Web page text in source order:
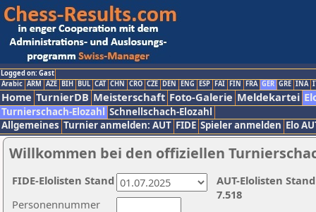
Logged on: Gast
Arabic ARM AZE BIH BUL CAT CHN CRO CZE DEN ENG ESP FAI FIN FRA GER GRE INA
Home TurnierDB Meisterschaft Foto-Galerie Meldekartei
Turnierschach-Elozahl Schnellschach-Elozahl
Allgemeines Turnier anmelden: AUT FIDE Spieler anmelden Elo
Willkommen bei den offiziellen
Personennummer
AUT-Elolisten
7.518
FIDE-Elolisten Stand